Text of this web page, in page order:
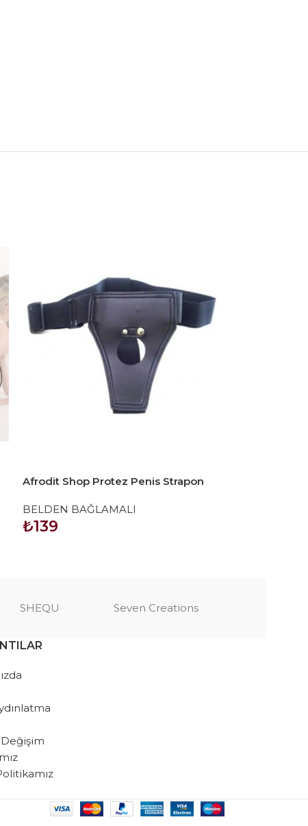
Afrodit Shop Protez Penis Strapon
BELDEN BAĞLAMALI
₺139
SHEQU Seven Creations